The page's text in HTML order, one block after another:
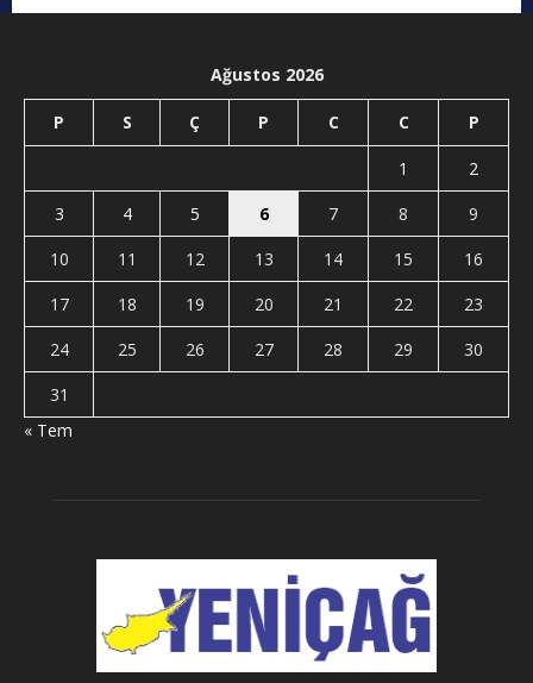
Ağustos 2026
P S Ç P C C P
1
2
3
4 5 6 7 8
9
10
11 12 13 14 15
16
17
18 19 20 21 22
23
24
25 26 27 28 29
30
31
« Tem